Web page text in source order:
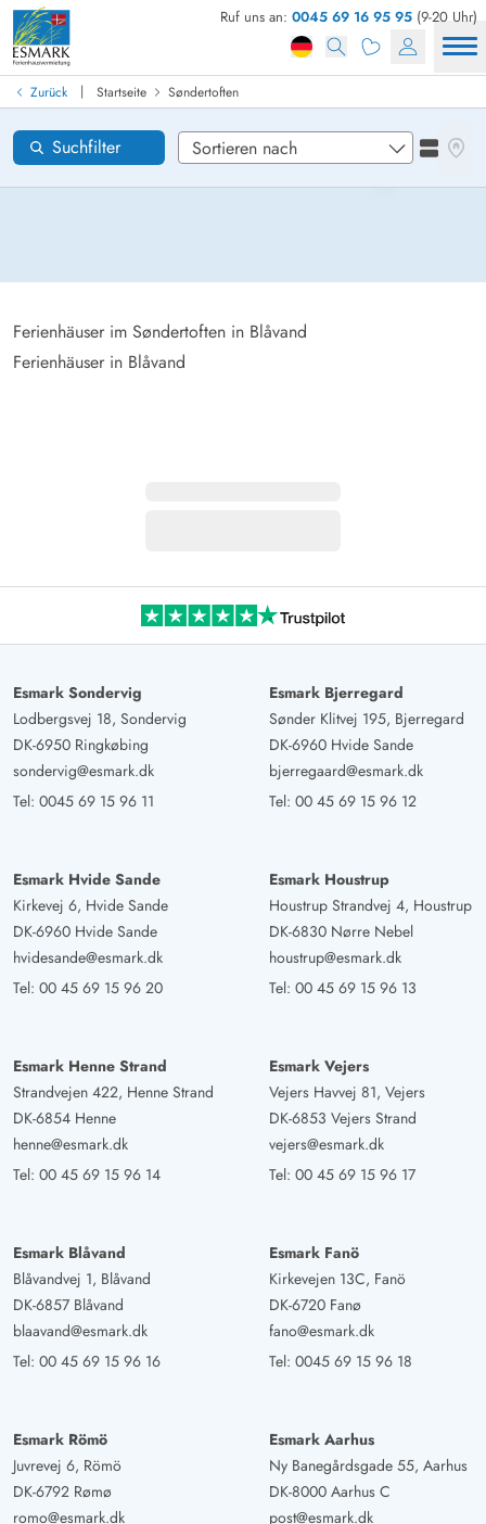
Ruf uns an: 0045 69 16 95 95 (9-20 Uhr)
Zurück | Startseite Søndertoften
Søndertoften
Ferienhäuser im Søndertoften in Blåvand
Ferienhäuser in Blåvand
Suchfilter
Ferienhaus in Dänemark finden
Anreise
Gebiete
Loading...
Esmark Sondervig
Lodbergsvej 18, Sondervig
DK-6950 Ringkøbing
sondervig@esmark.dk
Tel: 0045 69 15 96 11
Esmark Bjerregard
Sønder Klitvej 195, Bjerregard
DK-6960 Hvide Sande
bjerregaard@esmark.dk
Tel: 00 45 69 15 96 12
Esmark Hvide Sande
Kirkevej 6, Hvide Sande
DK-6960 Hvide Sande
hvidesande@esmark.dk
Tel: 00 45 69 15 96 20
Esmark Houstrup
Houstrup Strandvej 4, Houstrup
DK-6830 Nørre Nebel
houstrup@esmark.dk
Tel: 00 45 69 15 96 13
Esmark Henne Strand
Strandvejen 422, Henne Strand
DK-6854 Henne
henne@esmark.dk
Tel: 00 45 69 15 96 14
Esmark Vejers
Vejers Havvej 81, Vejers
DK-6853 Vejers Strand
vejers@esmark.dk
Tel: 00 45 69 15 96 17
Esmark Blåvand
Blåvandvej 1, Blåvand
DK-6857 Blåvand
blaavand@esmark.dk
Tel: 00 45 69 15 96 16
Esmark Fanö
Kirkevejen 13C, Fanö
DK-6720 Fanø
fano@esmark.dk
Tel: 0045 69 15 96 18
Esmark Römö
Juvrevej 6, Römö
DK-6792 Rømø
romo@esmark.dk
Esmark Aarhus
Ny Banegårdsgade 55, Aarhus
DK-8000 Aarhus C
post@esmark.dk